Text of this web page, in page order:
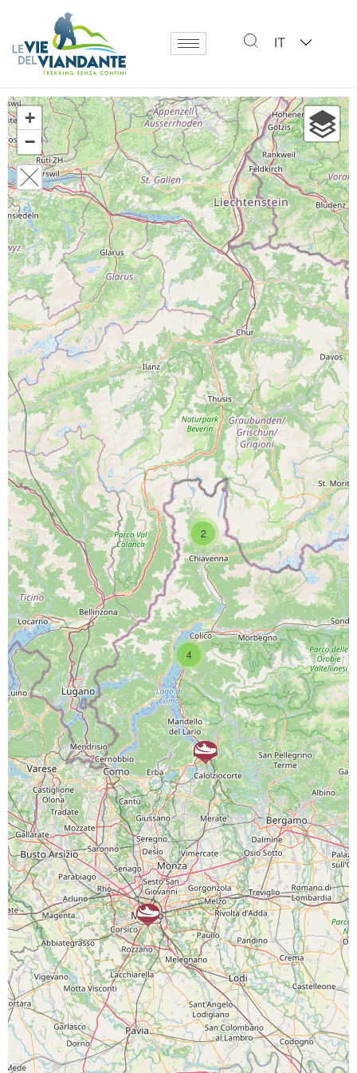
IT
2
4
+
−
PROGETTO CO-FINANZIATO DA:
CAPOFILA:
PARTNER DI PROGETTO:
SCARICA L'APP
PAGINE SOCIAL